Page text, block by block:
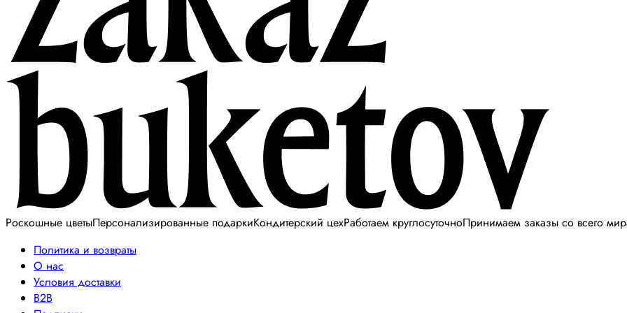
Роскошные цветыПерсонализированные подаркиКондитерский цехРаботаем круглосуточноПринимаем заказы со всего
Политика и возвраты
О нас
Условия доставки
B2B